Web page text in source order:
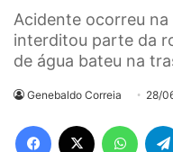
Acidente ocorreu
interditou parte da
de água bateu na
Genebaldo Correia 28/
Facebook